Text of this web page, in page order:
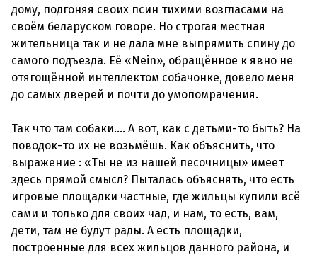
дому, подгоняя своих псин тихими возгласами на
своём беларуском говоре. Но строгая местная
жительница так и не дала мне выпрямить спину до
самого подъезда. Её «Nein», обращённое к явно не
отягощённой интеллектом собачонке, довело меня
до самых дверей и почти до умопомрачения.
Так что там собаки.... А вот, как с детьми-то быть? На
поводок-то их не возьмёшь. Как объяснить, что
выражение : «Ты не из нашей песочницы» имеет
здесь прямой смысл? Пыталась объяснять, что есть
игровые площадки частные, где жильцы купили всё
сами и только для своих чад, и нам, то есть, вам,
дети, там не будут рады. А есть площадки,
построенные для всех жильцов данного района, и